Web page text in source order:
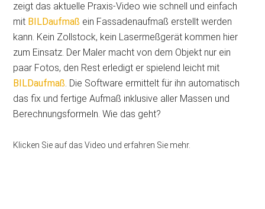
zeigt das aktuelle Praxis-Video wie schnell und einfach
mit BILDaufmaß ein Fassadenaufmaß erstellt werden
kann. Kein Zollstock, kein Lasermeßgerät kommen hier
zum Einsatz. Der Maler macht von dem Objekt nur ein
paar Fotos, den Rest erledigt er spielend leicht mit
BILDaufmaß. Die Software ermittelt für ihn automatisch
das fix und fertige Aufmaß inklusive aller Massen und
Berechnungsformeln. Wie das geht?
Klicken Sie auf das Video und erfahren Sie mehr.